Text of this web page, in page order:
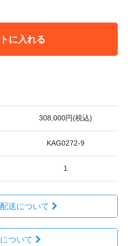
に入れる
308,000円(税込)
KAG0272-9
1
送について
ついて